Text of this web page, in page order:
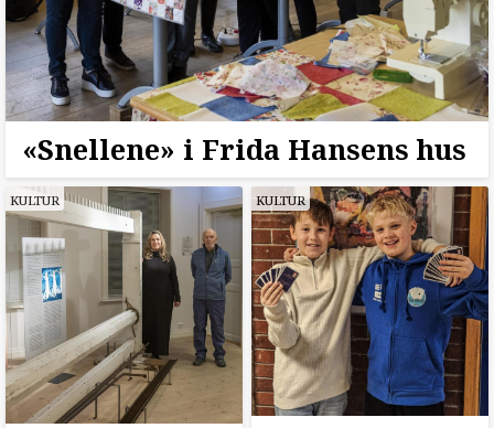
«Snellene» i Frida Hansens hus
KULTUR KULTUR